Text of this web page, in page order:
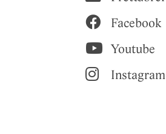
Facebook
Youtube
Instagram